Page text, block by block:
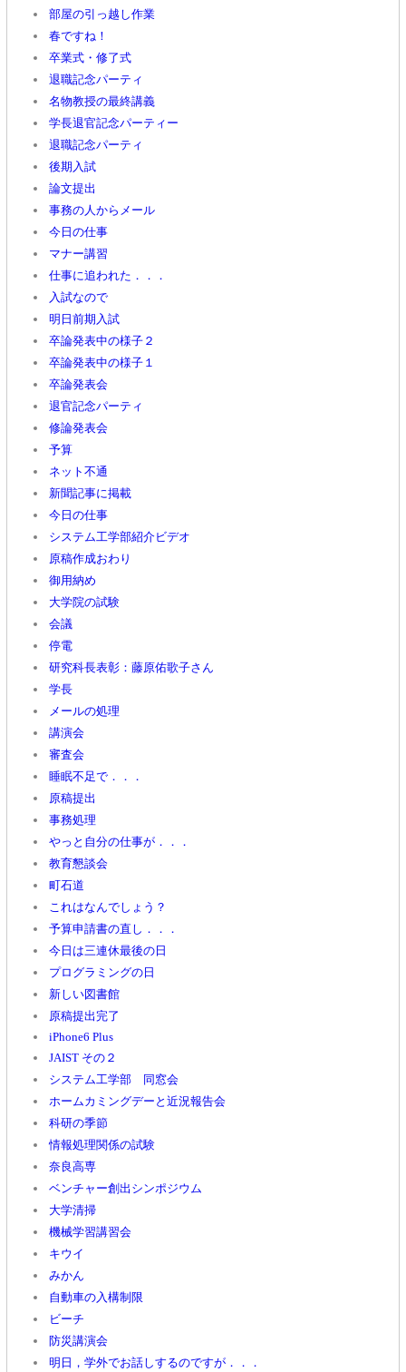
部屋の引っ越し作業
春ですね！
卒業式・修了式
退職記念パーティ
名物教授の最終講義
学長退官記念パーティー
退職記念パーティ
後期入試
論文提出
事務の人からメール
今日の仕事
マナー講習
仕事に追われた．．．
入試なので
明日前期入試
卒論発表中の様子２
卒論発表中の様子１
卒論発表会
退官記念パーティ
修論発表会
予算
ネット不通
新聞記事に掲載
今日の仕事
システム工学部紹介ビデオ
原稿作成おわり
御用納め
大学院の試験
会議
停電
研究科長表彰：藤原佑歌子さん
学長
メールの処理
講演会
審査会
睡眠不足で．．．
原稿提出
事務処理
やっと自分の仕事が．．．
教育懇談会
町石道
これはなんでしょう？
予算申請書の直し．．．
今日は三連休最後の日
プログラミングの日
新しい図書館
原稿提出完了
iPhone6 Plus
JAIST その２
システム工学部 同窓会
ホームカミングデーと近況報告会
科研の季節
情報処理関係の試験
奈良高専
ベンチャー創出シンポジウム
大学清掃
機械学習講習会
キウイ
みかん
自動車の入構制限
ビーチ
防災講演会
明日，学外でお話しするのですが．．．